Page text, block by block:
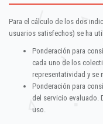
Para el cálculo de los dos
usuarios satisfechos) se ha
Ponderación para
cada uno de los
representatividad y se
Ponderación para
del servicio evaluado.
uso.